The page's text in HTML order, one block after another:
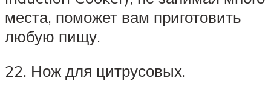
места, поможет вам приготовить
любую пищу.
22. Нож для цитрусовых.